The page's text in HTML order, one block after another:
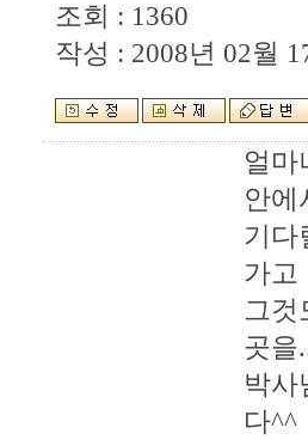
조회 : 1360
작성 : 2008년 02월
얼마
안에
기다
가고
그
곳을
박사
다^^